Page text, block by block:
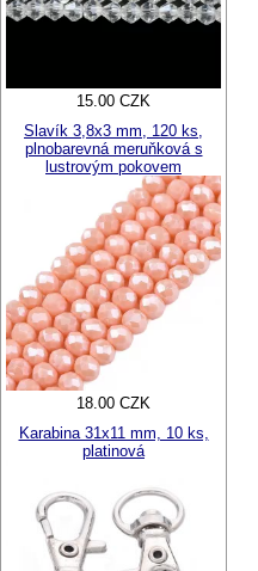
15.00 CZK
Slavík 3,8x3 mm, 120 ks,
plnobarevná meruňková s
lustrovým pokovem
18.00 CZK
Karabina 31x11 mm, 10 ks,
platinová